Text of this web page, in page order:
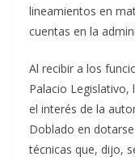
lineamientos en
cuentas en la
Al recibir a los
Palacio
el interés de la
Doblado en
técnicas que, dijo,